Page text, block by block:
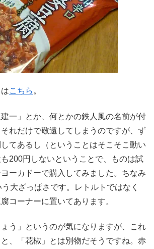
こちら 。
一」とか、何とかの鉄人風の名前が付
れだけで敬遠してしまうのですが、ず
てあるし（ということはそこそこ動い
200円しないということで、ものは試
ーカドーで購入してみました。ちなみ
大ざっぱさです。レトルトではなく
コーナーに置いてあります。
ょう」というのが気になりますが、これ
、「花椒」とは別物だそうですね。赤